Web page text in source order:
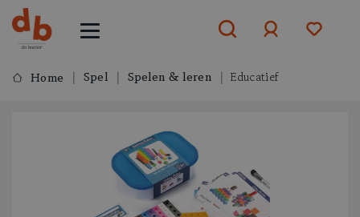
of aanmelden
Home Spel Spelen & leren Educatief